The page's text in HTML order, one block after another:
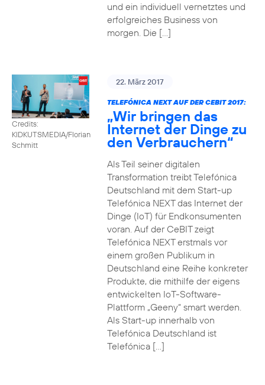
und ein individuell vernetztes und
erfolgreiches Business von
morgen. Die […]
Credits:
KIDKUTSMEDIA/Florian
Schmitt
22. März 2017
TELEFÓNICA NEXT AUF DER CEBIT 2017:
„Wir bringen das
Internet der Dinge zu
den Verbrauchern“
Als Teil seiner digitalen
Transformation treibt Telefónica
Deutschland mit dem Start-up
Telefónica NEXT das Internet der
Dinge (IoT) für Endkonsumenten
voran. Auf der CeBIT zeigt
Telefónica NEXT erstmals vor
einem großen Publikum in
Deutschland eine Reihe konkreter
Produkte, die mithilfe der eigens
entwickelten IoT-Software-
Plattform „Geeny“ smart werden.
Als Start-up innerhalb von
Telefónica Deutschland ist
Telefónica […]